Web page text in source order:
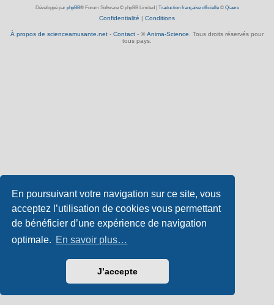
En poursuivant votre navigation sur ce site, vous
acceptez l’utilisation de cookies vous permettant
de bénéficier d’une expérience de navigation
optimale. En savoir plus…
J’accepte
Développé par phpBB® Forum Software © phpBB Limited Traduction française officielle© Qiaeru
Confidentialité | Conditions
À propos de scienceamusante.net - Contact - © Anima-Science. Tous droits réservés pour
tous pays.